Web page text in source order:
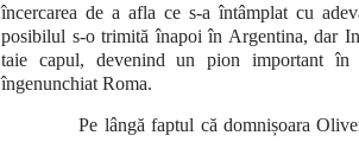
încercarea de a afla ce s-a întâmplat cu
posibilul s-o trimită înapoi în Argentina, dar
taie capul, devenind un pion important în
îngenunchiat Roma.
Pe lângă faptul că domnișoara